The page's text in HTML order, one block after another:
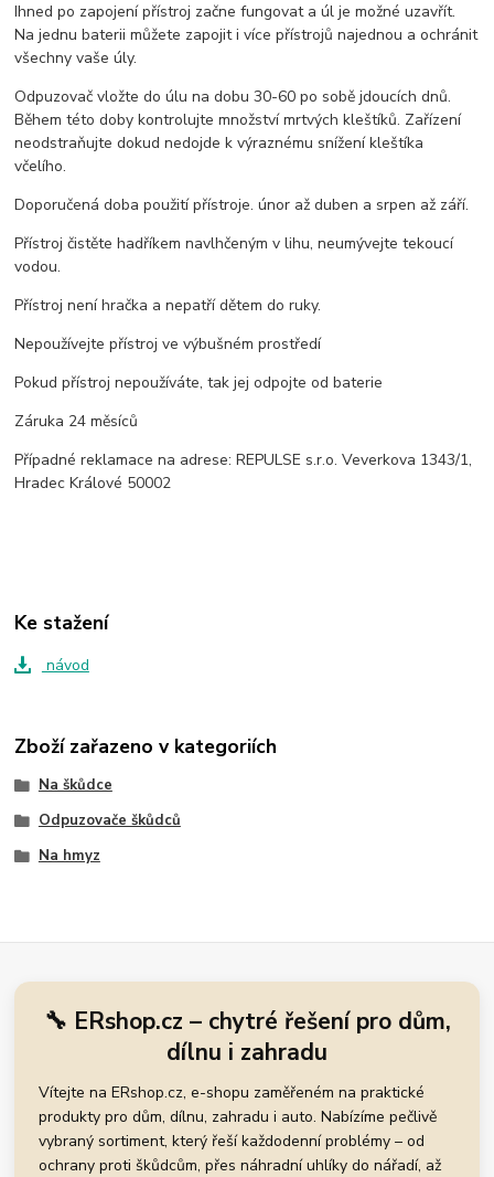
Ihned po zapojení přístroj začne fungovat a úl je možné uzavřít.
Na jednu baterii můžete zapojit i více přístrojů najednou a ochránit
všechny vaše úly.
Odpuzovač vložte do úlu na dobu 30-60 po sobě jdoucích dnů.
Během této doby kontrolujte množství mrtvých kleštíků. Zařízení
neodstraňujte dokud nedojde k výraznému snížení kleštíka
včelího.
Doporučená doba použití přístroje. únor až duben a srpen až září.
Přístroj čistěte hadříkem navlhčeným v lihu, neumývejte tekoucí
vodou.
Přístroj není hračka a nepatří dětem do ruky.
Nepoužívejte přístroj ve výbušném prostředí
Pokud přístroj nepoužíváte, tak jej odpojte od baterie
Záruka 24 měsíců
Případné reklamace na adrese: REPULSE s.r.o. Veverkova 1343/1,
Hradec Králové 50002
Ke stažení
návod
Zboží zařazeno v kategoriích
Na škůdce
Odpuzovače škůdců
Na hmyz
🔧 ERshop.cz – chytré řešení pro dům,
dílnu i zahradu
Vítejte na ERshop.cz, e-shopu zaměřeném na praktické
produkty pro dům, dílnu, zahradu i auto. Nabízíme pečlivě
vybraný sortiment, který řeší každodenní problémy – od
ochrany proti škůdcům, přes náhradní uhlíky do nářadí, až